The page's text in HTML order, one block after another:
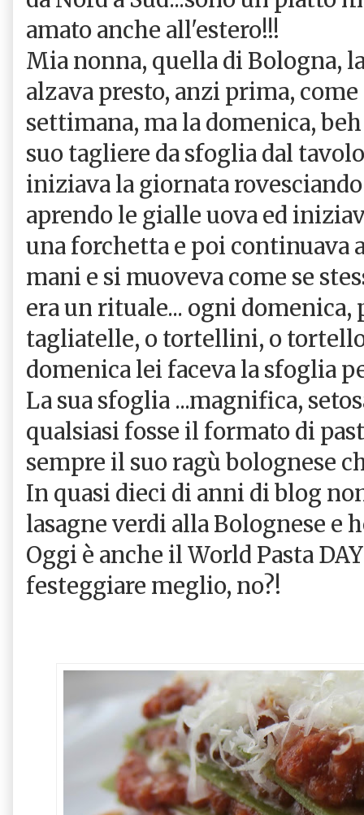
amato anche all'estero!!!
Mia nonna, quella di Bologna,
alzava presto, anzi prima,
settimana, ma la domenica,
suo tagliere da sfoglia dal
iniziava la giornata
aprendo le gialle uova ed
una forchetta e poi continuava
mani e si muoveva come se
era un rituale... ogni domenica,
tagliatelle, o tortellini, o
domenica lei faceva la sfoglia
La sua sfoglia ...magnifica,
qualsiasi fosse il formato di
sempre il suo ragù bolognese
In quasi dieci di anni di blog
lasagne verdi alla Bolognese e
Oggi è anche il World Pasta
festeggiare meglio, no?!